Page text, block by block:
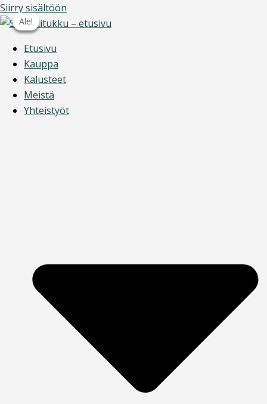
Siirry sisältöön
Etusivu
Kauppa
Kalusteet
Meistä
Yhteistyöt
Ale!
Ale!
Ale!
Ale!